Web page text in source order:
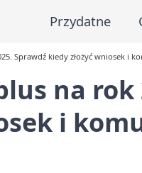
Przydatne
Sprawdź kiedy złożyć wniosek i
na rok
i